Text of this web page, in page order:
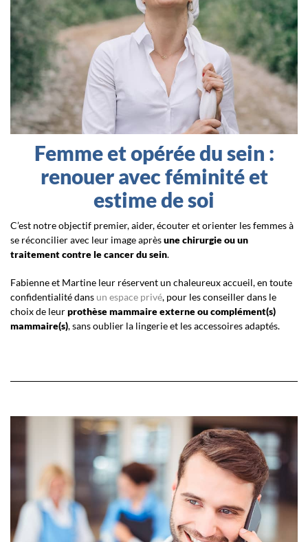
Femme et opérée du sein :
renouer avec féminité et
estime de soi
C’est notre objectif premier, aider, écouter et orienter les femmes à
se réconcilier avec leur image aprèsune chirurgie ou un
traitement contre le cancer du sein.
Fabienne et Martine leur réservent un chaleureux accueil, en toute
confidentialité dans un espace privé, pour les conseiller dans le
choix de leurprothèse mammaire externe ou complément(s)
mammaire(s), sans oublier la lingerie et les accessoires adaptés.